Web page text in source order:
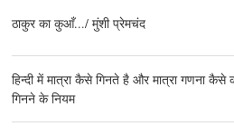
ठाकुर का कुआँ.../ मुंशी प्रेमचंद
हिन्दी में मात्रा कैसे गिनते है और मात्रा गणना कैसे
गिनने के नियम